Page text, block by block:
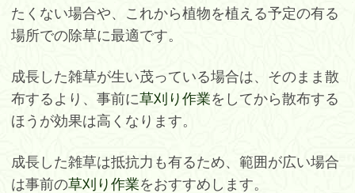
たくない場合や、これから植物を植える予定の有る
場所での除草に最適です。
成長した雑草が生い茂っている場合は、そのまま散
布するより、事前に草刈り作業をしてから散布する
ほうが効果は高くなります。
成長した雑草は抵抗力も有るため、範囲が広い場合
は事前の草刈り作業をおすすめします。